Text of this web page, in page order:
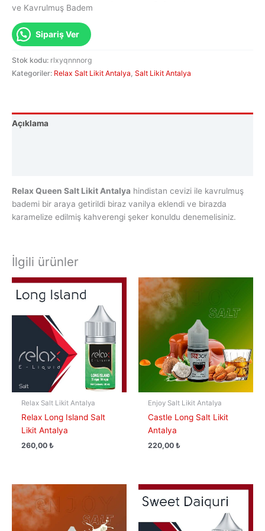
5.00 puan
aldı
ve Kavrulmuş Badem
Sipariş Ver
Stok kodu: rlxyqnnnorg
Kategoriler: Relax Salt Likit Antalya, Salt Likit Antalya
Açıklama
Relax Queen Salt Likit Antalya hindistan cevizi ile kavrulmuş
bademi bir araya getirildi biraz vanilya eklendi ve birazda
karamelize edilmiş kahverengi şeker konuldu denemelisiniz.
İlgili ürünler
Relax Salt Likit Antalya
Relax Long Island Salt
Likit Antalya
260,00₺
Enjoy Salt Likit Antalya
Castle Long Salt Likit
Antalya
220,00₺